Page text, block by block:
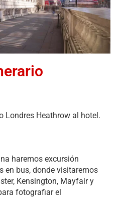
Londres Heathrow al hotel.
haremos excursión
en bus, donde visitaremos
Kensington, Mayfair y
fotografiar el